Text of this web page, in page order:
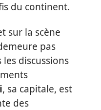
du continent.
sur la scène
pas
discussions
, sa capitale, est
des